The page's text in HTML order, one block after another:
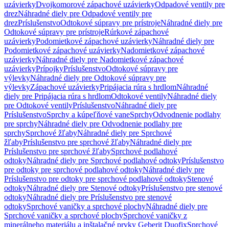
uzávierkyDvojkomorové zápachové uzávierkyOdpadové ventily pre
drezNáhradné diely pre Odpadové ventily pre
drezPríslušenstvoOdtokové súpravy pre prístrojeNáhradné diely pre
Odtokové súpravy pre prístrojeRúrkové zápachové
uzávierkyPodomietkové zápachové uzávierkyNáhradné diely pre
Podomietkové zápachové uzávierkyNadomietkové zápachové
uzávierkyNáhradné diely pre Nadomietkové zápachové
uzávierkyPrípojkyPríslušenstvoOdtokové súpravy pre
výlevkyNáhradné diely pre Odtokové súpravy pre
výlevkyZápachové uzávierkyPripájacia rúra s hrdlomNáhradné
diely pre Pripájacia rúra s hrdlomOdtokové ventilyNáhradné diely
pre Odtokové ventilyPríslušenstvoNáhradné diely pre
PríslušenstvoSprchy a kúpeľňové vaneSprchyOdvodnenie podlahy
pre sprchyNáhradné diely pre Odvodnenie podlahy pre
sprchySprchové žľabyNáhradné diely pre Sprchové
žľabyPríslušenstvo pre sprchové žľabyNáhradné diely pre
Príslušenstvo pre sprchové žľabySprchové podlahové
odtokyNáhradné diely pre Sprchové podlahové odtokyPríslušenstvo
pre odtoky pre sprchové podlahové odtokyNáhradné diely pre
Príslušenstvo pre odtoky pre sprchové podlahové odtokyStenové
odtokyNáhradné diely pre Stenové odtokyPríslušenstvo pre stenové
odtokyNáhradné diely pre Príslušenstvo pre stenové
odtokySprchové vaničky a sprchové plochyNáhradné diely pre
Sprchové vaničky a sprchové plochySprchové vaničky z
minerálneho materiálu a inštalačné prvky Geberit DuofixSprchové